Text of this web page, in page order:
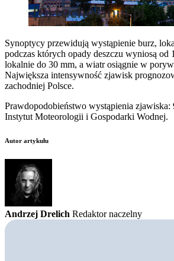
Synoptycy przewidują wystąpienie burz,
podczas których opady deszczu wyniosą od
lokalnie do 30 mm, a wiatr osiągnie w
Największa intensywność zjawisk
zachodniej Polsce.
Prawdopodobieństwo wystąpienia zjawiska:
Instytut Moteorologii i Gospodarki Wodnej.
Autor artykułu
Andrzej Drelich Redaktor naczelny